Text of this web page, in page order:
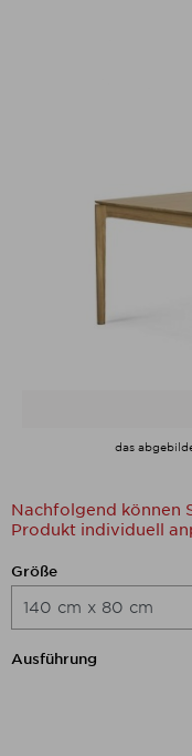
das
Nachfolgend können
Produkt individuell
Nachfolgend
Größe
Nachfolgend
Ausführung